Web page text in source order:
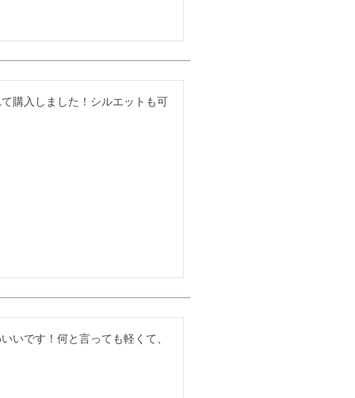
購入しました！シルエットも可
いです！何と言っても軽くて、